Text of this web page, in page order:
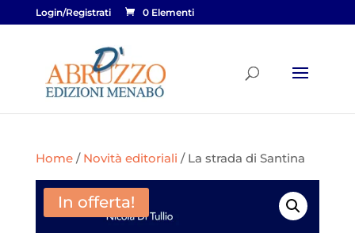
Login/Registrati 0 Elementi
Home/ Novità editoriali / La strada di Santina
In offerta!